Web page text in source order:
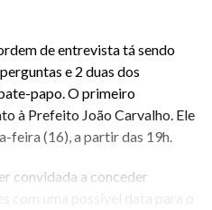
de entrevista tá sendo
e 2 duas dos
papo. O primeiro
à Prefeito João Carvalho. Ele
feira (16), a partir das 19h.
convidada a conceder